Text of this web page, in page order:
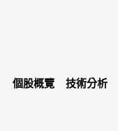
個股概覽 技術分析